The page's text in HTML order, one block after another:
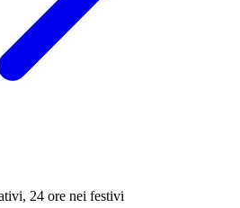
24 ore nei festivi